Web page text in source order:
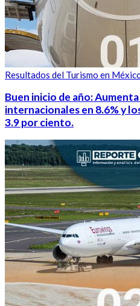
Resultados del Turismo en
Buen inicio de año:
internacionales en 8.6% y
3.9 por ciento.